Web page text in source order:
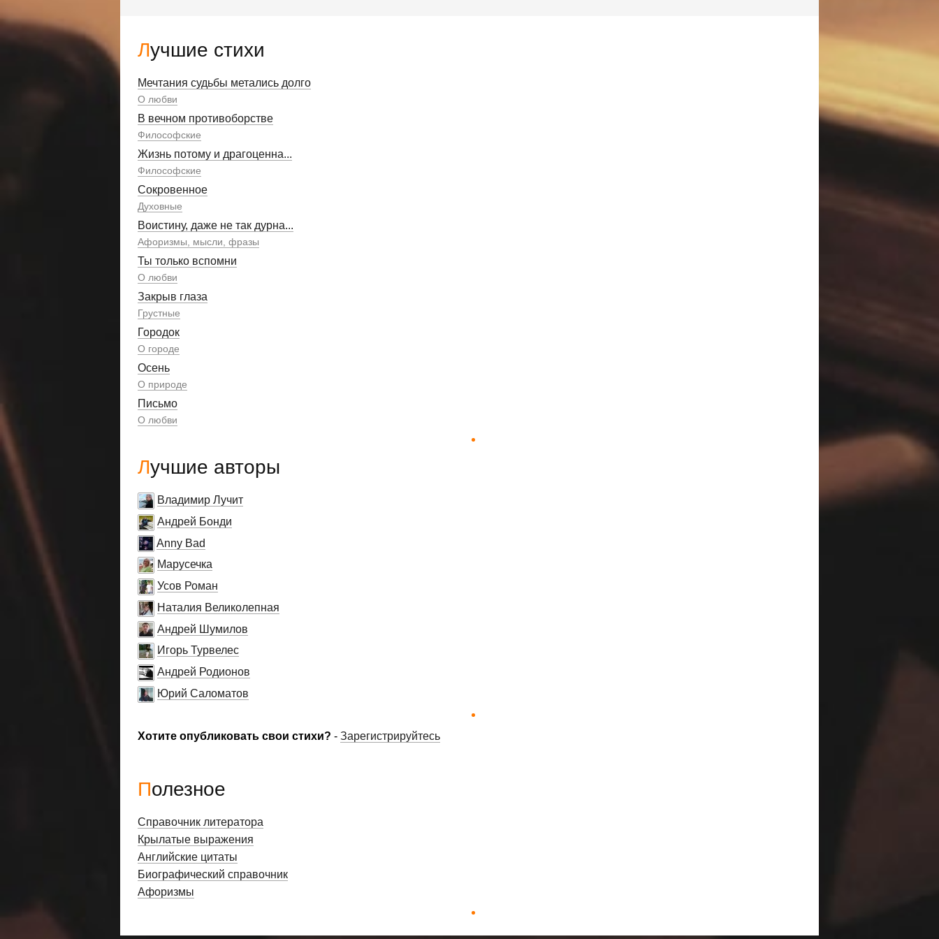
Лучшие стихи
Мечтания судьбы метались долго
О любви
В вечном противоборстве
Философские
Жизнь потому и драгоценна...
Философские
Сокровенное
Духовные
Воистину, даже не так дурна...
Афоризмы, мысли, фразы
Ты только вспомни
О любви
Закрыв глаза
Грустные
Городок
О городе
Осень
О природе
Письмо
О любви
Лучшие авторы
Владимир Лучит
Андрей Бонди
Anny Bad
Марусечка
Усов Роман
Наталия Великолепная
Андрей Шумилов
Игорь Турвелес
Андрей Родионов
Юрий Саломатов
Хотите опубликовать свои стихи? - Зарегистрируйтесь
Полезное
Справочник литератора
Крылатые выражения
Английские цитаты
Биографический справочник
Афоризмы